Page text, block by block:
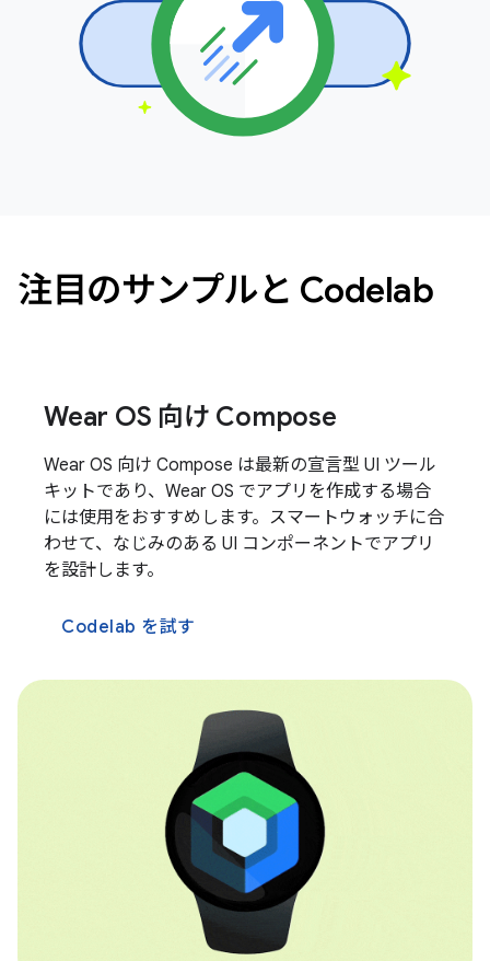
注目のサンプルと Codelab
Wear OS 向け Compose
Wear OS 向け Compose は最新の宣言型 UI ツール
キットであり、Wear OS でアプリを作成する場合
には使用をおすすめします。スマートウォッチに合
わせて、なじみのある UI コンポーネントでアプリ
を設計します。
Codelab を試す